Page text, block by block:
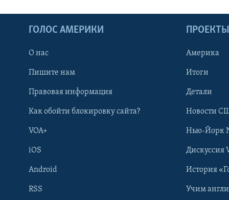
ГОЛОС АМЕРИКИ
О нас
Пишите нам
Правовая информация
Как обойти блокировку сайта?
VOA+
iOS
Android
RSS
ПРОЕКТЫ
Америка
Итоги
Детали
Новости
Нью-Йорк
Дискуссия
История
Учим